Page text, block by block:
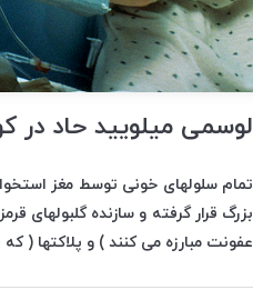
لوسمی میلویید حاد در
تمام سلولهای خونی توسط مغز
بزرگ قرار گرفته و سازنده گلبولهای
عفونت مبارزه می کنند ) و پلاکتها (